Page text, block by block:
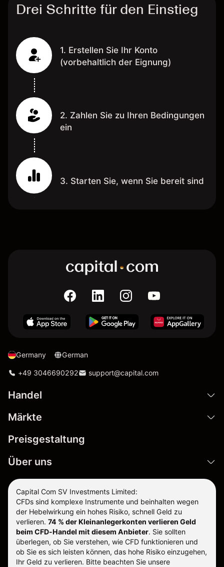
Drei Schritte für den Einstieg
1. Erstellen Sie Ihr Konto
(vorbehaltlich der Eignung)
2. Zahlen Sie zu Ihren Bedingungen
ein
3. Starten Sie, wenn Sie bereit sind
Germany German
+49 3046690292 support@capital.com
Handel
Märkte
Preisgestaltung
Über uns
Capital Com SV Investments Limited:
CFDs sind komplexe Instrumente und beinhalten wegen
der Hebelwirkung ein hohes Risiko, schnell Geld zu
verlieren. 74 % der Kleinanlegerkonten verlieren Geld
beim CFD-Handel mit diesem Anbieter. Sie sollten
überlegen, ob Sie verstehen, wie CFD funktionieren und
ob Sie es sich leisten können, das hohe Risiko einzugehen,
Ihr Geld zu verlieren. Bitte beachten Sie unsere